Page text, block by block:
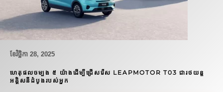
ខែ​វិច្ឆិកា 28, 2025
ហេតុផលចម្បង ៥ យ៉ាងដើម្បីជ្រើសរើស LEAPMOTOR T03 ជារថយន្ត
អគ្គិសនីដំបូងរបស់អ្នក